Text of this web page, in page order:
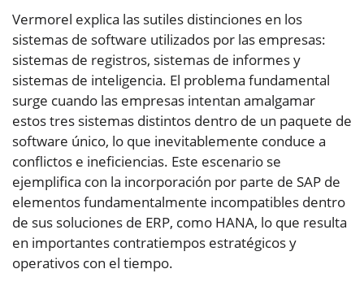
Vermorel explica las sutiles distinciones en los
sistemas de software utilizados por las empresas:
sistemas de registros, sistemas de informes y
sistemas de inteligencia. El problema fundamental
surge cuando las empresas intentan amalgamar
estos tres sistemas distintos dentro de un paquete de
software único, lo que inevitablemente conduce a
conflictos e ineficiencias. Este escenario se
ejemplifica con la incorporación por parte de SAP de
elementos fundamentalmente incompatibles dentro
de sus soluciones de ERP, como HANA, lo que resulta
en importantes contratiempos estratégicos y
operativos con el tiempo.